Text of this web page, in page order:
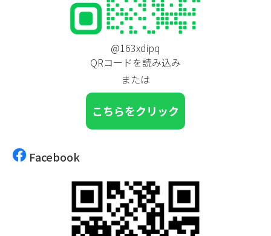
@163xdipq
QRコードを読み込み
または
こちらをクリック
Facebook